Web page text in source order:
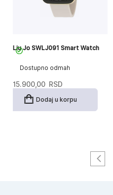
Dostupno odmah
Liu Jo SWLJ091 Smart Watch
15.900,00 RSD
Dodaj u korpu